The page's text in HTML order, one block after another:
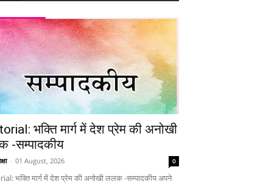
भक्ति मार्ग में देश प्रेम की अनोखी
-सम्पादकीय
- 01 August, 2026 0
भक्ति मार्ग में देश प्रेम की अनोखी ललक -सम्पादकीय अपने